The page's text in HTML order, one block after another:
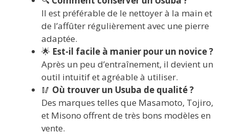
Il est préférable de le nettoyer à la main et
de l’affûter régulièrement avec une pierre
adaptée.
🌟 Est-il facile à manier pour un novice ?
Après un peu d’entraînement, il devient un
outil intuitif et agréable à utiliser.
🥢 Où trouver un Usuba de qualité ?
Des marques telles que Masamoto, Tojiro,
et Misono offrent de très bons modèles en
vente.